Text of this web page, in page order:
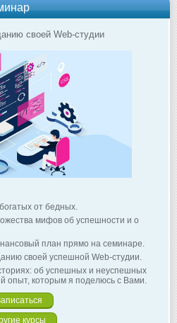
своей Web-студии
от бедных.
мифов об успешности и о
план прямо на семинаре.
своей успешной Web-студии.
об успешных и неуспешных
опыт, которым я поделюсь с Вами.
курсы